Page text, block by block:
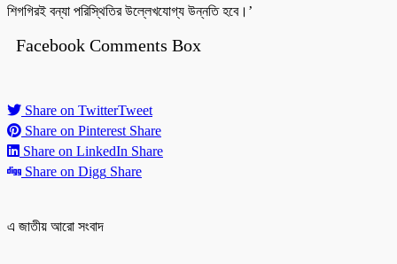
শিগগিরই বন্যা পরিস্থিতির উল্লেখযোগ্য উন্নতি হবে।’
Facebook Comments Box
Share on TwitterTweet
Share on Pinterest Share
Share on LinkedIn Share
Share on Digg Share
এ জাতীয় আরো সংবাদ